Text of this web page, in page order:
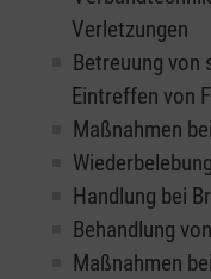
Verletzungen
Betreuung von
Eintreffen von
Maßnahmen
Handlung bei
Behandlung
Maßnahmen